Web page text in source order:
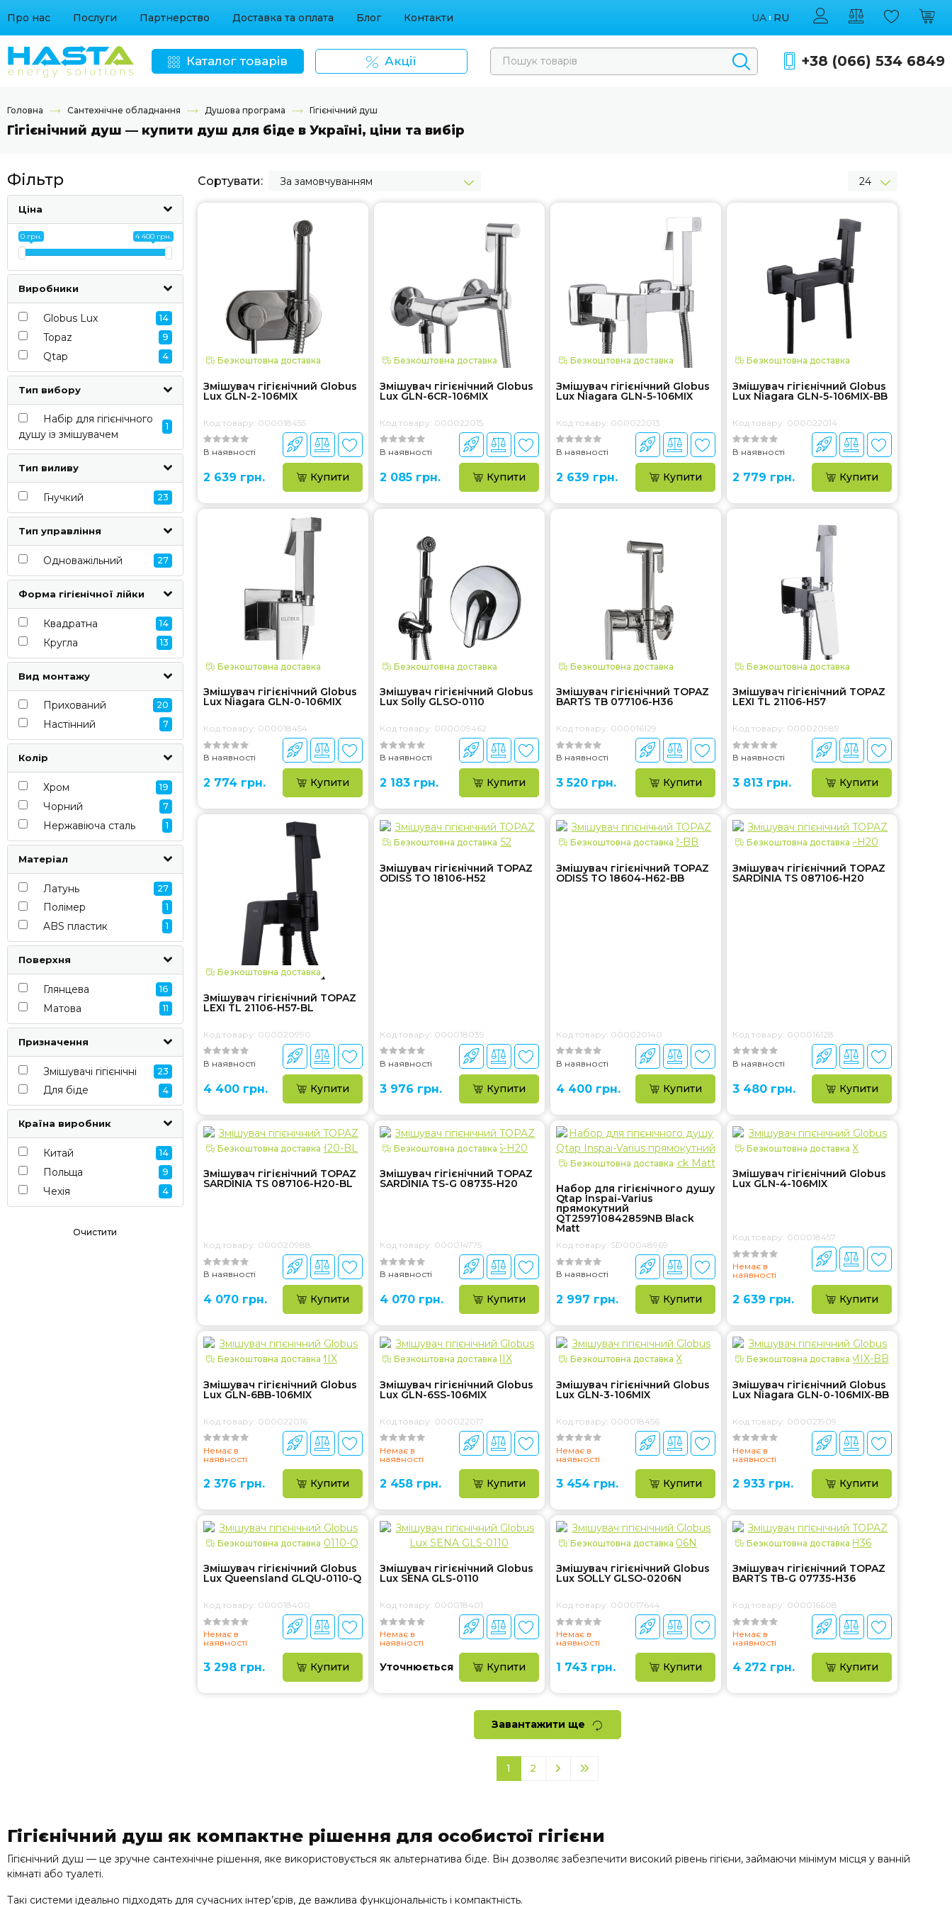
Про нас Послуги Партнерство Доставка та оплата Блог Контакти UA RU
Каталог товарів Акції +38 (066) 534 6849
Головна Сантехнічне обладнання Душова програма Гігієнічний душ
Гігієнічний душ — купити душ для біде в Україні, ціни та вибір
Фільтр
Ціна
0 грн. 4 400 грн.
Виробники
Globus Lux 14
Topaz 9
Qtap 4
Тип вибору
Набір для гігієнічного
душу із змішувачем
1
Тип виливу
Гнучкий 23
Тип управління
Одноважільний 27
Форма гігієнічної лійки
Квадратна 14
Кругла 13
Вид монтажу
Прихований 20
Настінний 7
Колір
Хром 19
Чорний 7
Нержавіюча сталь 1
Матеріал
Латунь 27
Полімер 1
ABS пластик 1
Поверхня
Глянцева 16
Матова 11
Призначення
Змішувачі гігієнічні 23
Для біде 4
Країна виробник
Китай 14
Польща 9
Чехія 4
Очистити
Сортувати: За замовчуванням 24
Безкоштовна доставка
Змішувач гігієнічний Globus
Lux GLN-2-106MIX
Код товару: 000018455
В наявності
2 639 грн. Купити
Безкоштовна доставка
Змішувач гігієнічний Globus
Lux GLN-6CR-106MIX
Код товару: 000022015
В наявності
2 085 грн. Купити
Безкоштовна доставка
Змішувач гігієнічний Globus
Lux Niagara GLN-5-106MIX
Код товару: 000022013
В наявності
2 639 грн. Купити
Безкоштовна доставка
Змішувач гігієнічний Globus
Lux Niagara GLN-5-106MIX-BB
Код товару: 000022014
В наявності
2 779 грн. Купити
Безкоштовна доставка
Змішувач гігієнічний Globus
Lux Niagara GLN-0-106MIX
Код товару: 000018454
В наявності
2 774 грн. Купити
Безкоштовна доставка
Змішувач гігієнічний Globus
Lux Solly GLSO-0110
Код товару: 000009462
В наявності
2 183 грн. Купити
Безкоштовна доставка
Змішувач гігієнічний TOPAZ
BARTS TB 077106-H36
Код товару: 000016129
В наявності
3 520 грн. Купити
Безкоштовна доставка
Змішувач гігієнічний TOPAZ
LEXI TL 21106-H57
Код товару: 000020989
В наявності
3 813 грн. Купити
Безкоштовна доставка
Змішувач гігієнічний TOPAZ
LEXI TL 21106-H57-BL
Код товару: 000020990
В наявності
4 400 грн. Купити
Безкоштовна доставка
Змішувач гігієнічний TOPAZ
ODISS TO 18106-H52
Код товару: 000018039
В наявності
3 976 грн. Купити
Безкоштовна доставка
Змішувач гігієнічний TOPAZ
ODISS TO 18604-H62-BB
Код товару: 000020140
В наявності
4 400 грн. Купити
Безкоштовна доставка
Змішувач гігієнічний TOPAZ
SARDINIA TS 087106-H20
Код товару: 000016128
В наявності
3 480 грн. Купити
Безкоштовна доставка
Змішувач гігієнічний TOPAZ
SARDINIA TS 087106-H20-BL
Код товару: 000020988
В наявності
4 070 грн. Купити
Безкоштовна доставка
Змішувач гігієнічний TOPAZ
SARDINIA TS-G 08735-H20
Код товару: 000014775
В наявності
4 070 грн. Купити
Безкоштовна доставка
Набор для гігієнічного душу
Qtap Inspai-Varius
прямокутний
QT259710842859NB Black
Matt
Код товару: SD00048969
В наявності
2 997 грн. Купити
Безкоштовна доставка
Змішувач гігієнічний Globus
Lux GLN-4-106MIX
Код товару: 000018457
Немає в
наявності
2 639 грн. Купити
Безкоштовна доставка
Змішувач гігієнічний Globus
Lux GLN-6BB-106MIX
Код товару: 000022016
Немає в
наявності
2 376 грн. Купити
Безкоштовна доставка
Змішувач гігієнічний Globus
Lux GLN-6SS-106MIX
Код товару: 000022017
Немає в
наявності
2 458 грн. Купити
Безкоштовна доставка
Змішувач гігієнічний Globus
Lux GLN-3-106MIX
Код товару: 000018456
Немає в
наявності
3 454 грн. Купити
Безкоштовна доставка
Змішувач гігієнічний Globus
Lux Niagara GLN-0-106MIX-BB
Код товару: 000021909
Немає в
наявності
2 933 грн. Купити
Безкоштовна доставка
Змішувач гігієнічний Globus
Lux Queensland GLQU-0110-Q
Код товару: 000018400
Немає в
наявності
3 298 грн. Купити
Змішувач гігієнічний Globus
Lux SENA GLS-0110
Код товару: 000018401
Немає в
наявності
Уточнюється Купити
Безкоштовна доставка
Змішувач гігієнічний Globus
Lux SOLLY GLSO-0206N
Код товару: 000017644
Немає в
наявності
1 743 грн. Купити
Безкоштовна доставка
Змішувач гігієнічний TOPAZ
BARTS TB-G 07735-H36
Код товару: 000016608
Немає в
наявності
4 272 грн. Купити
Завантажити ще
1 2
Гігієнічний душ як компактне рішення для особистої гігієни
Гігієнічний душ — це зручне сантехнічне рішення, яке використовується як альтернатива біде. Він дозволяє забезпечити високий рівень гігієни, займаючи мінімум місця у ванній
кімнаті або туалеті.
Такі системи ідеально підходять для сучасних інтер’єрів, де важлива функціональність і компактність.